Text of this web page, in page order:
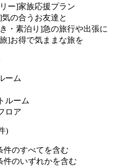
ー]家族応援プラン
の合うお友達と
・素泊り]急の旅行や出張に
]お得で気ままな旅を
ーム
ルーム
ロア
)
件のすべてを含む
件のいずれかを含む